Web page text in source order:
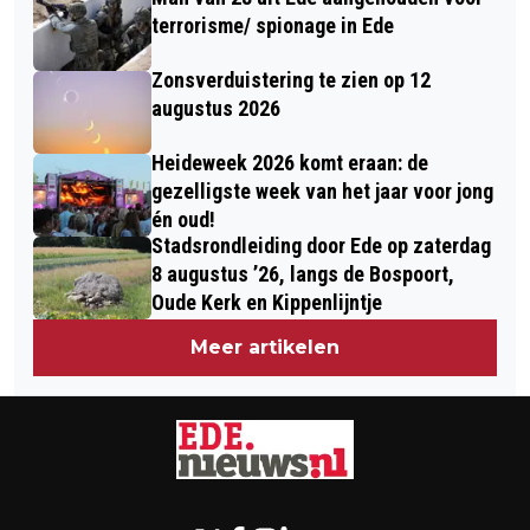
terrorisme/ spionage in Ede
Zonsverduistering te zien op 12
augustus 2026
Heideweek 2026 komt eraan: de
gezelligste week van het jaar voor jong
én oud!
Stadsrondleiding door Ede op zaterdag
8 augustus ’26, langs de Bospoort,
Oude Kerk en Kippenlijntje
Meer artikelen